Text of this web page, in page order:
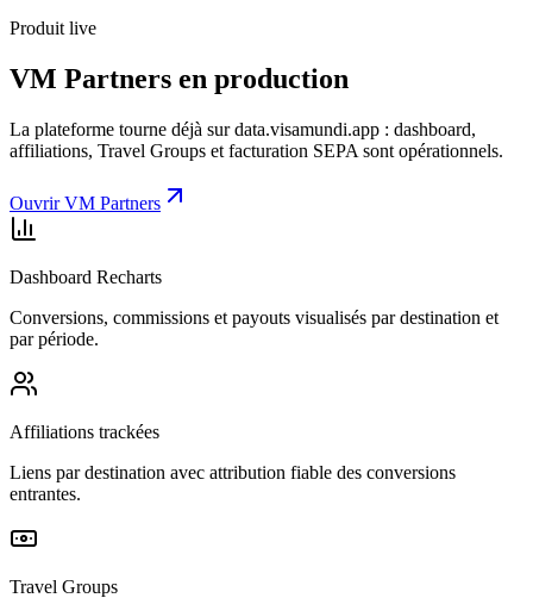
Produit live
VM Partners en production
La plateforme tourne déjà sur data.visamundi.app : dashboard,
affiliations, Travel Groups et facturation SEPA sont opérationnels.
Ouvrir VM Partners
Dashboard Recharts
Conversions, commissions et payouts visualisés par destination et
par période.
Affiliations trackées
Liens par destination avec attribution fiable des conversions
entrantes.
Travel Groups